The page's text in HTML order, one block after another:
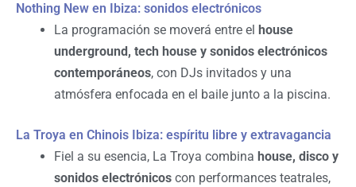
Nothing New en Ibiza: sonidos electrónicos
La programación se moverá entre el house
underground, tech house y sonidos electrónicos
contemporáneos, con DJs invitados y una
atmósfera enfocada en el baile junto a la piscina.
La Troya en Chinois Ibiza: espíritu libre y extravagancia
Fiel a su esencia, La Troya combina house, disco y
sonidos electrónicos con performances teatrales,